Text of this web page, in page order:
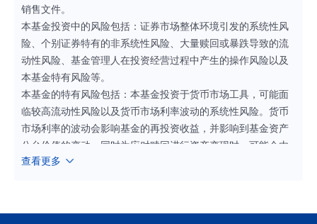
销售文件。
本基金投资中的风险包括：证券市场整体环境引发的系统性风
险、个别证券特有的非系统性风险、大量赎回或暴跌导致的流
动性风险、基金管理人在投资经营过程中产生的操作风险以及
本基金特有风险等。
本基金的特有风险包括：本基金投资于货币市场工具，可能面
临较高流动性风险以及货币市场利率波动的系统性风险。货币
市场利率的波动会影响基金的再投资收益，并影响到基金资产
公允价值的变动。同时为应对赎回进行资产变现时，可能会由
于货币市场工具交易量不足而面临流动性风险。
查看更多